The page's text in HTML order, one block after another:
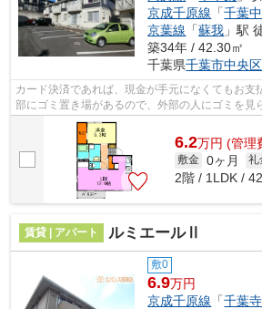
京成千原線 「千葉
京葉線 「蘇我 」駅
築34年 / 42.30㎡
千葉県千葉市中央区
カード決済であれば、現金が手元になくてもお支
部にゴミ置き場があるので、外部の人にゴミを見
につながります。防犯強化地域の物件...
6.2万円 (管理
敷金 0ヶ月 礼
2階 / 1LDK /
賃貸 | アパート ルミエールⅡ
敷0
6.9万円
京成千原線 「千葉寺